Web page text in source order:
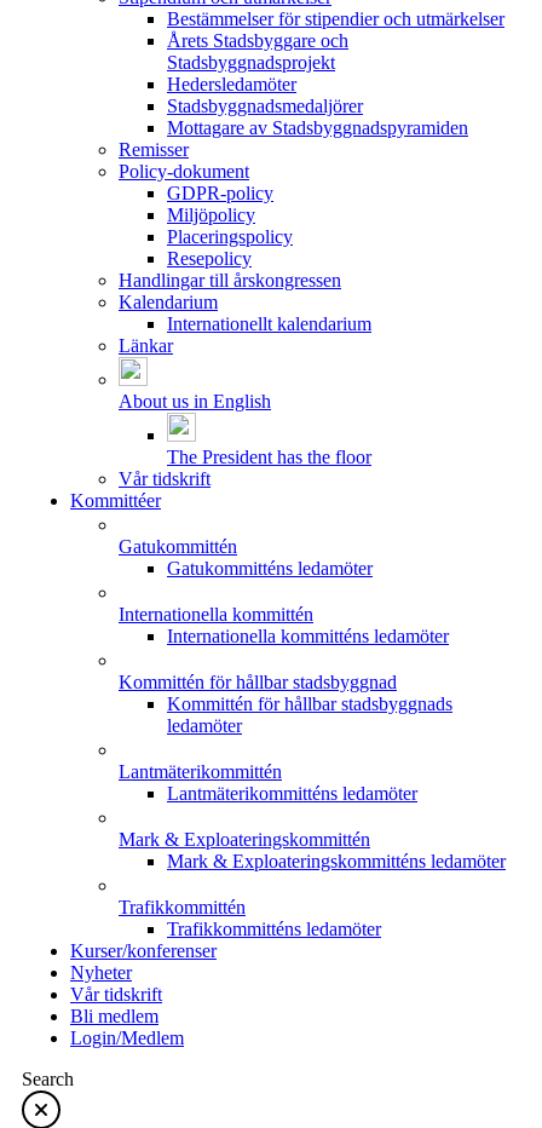
Bestämmelser för stipendier och utmärkelser
Årets Stadsbyggare och
Stadsbyggnadsprojekt
Hedersledamöter
Stadsbyggnadsmedaljörer
Mottagare av Stadsbyggnadspyramiden
Remisser
Policy-dokument
GDPR-policy
Miljöpolicy
Placeringspolicy
Resepolicy
Handlingar till årskongressen
Kalendarium
Internationellt kalendarium
Länkar
About us in English
The President has the floor
Vår tidskrift
Kommittéer
Gatukommittén
Gatukommitténs ledamöter
Internationella kommittén
Internationella kommitténs ledamöter
Kommittén för hållbar stadsbyggnad
Kommittén för hållbar stadsbyggnads
ledamöter
Lantmäterikommittén
Lantmäterikommitténs ledamöter
Mark & Exploateringskommittén
Mark & Exploateringskommitténs ledamöter
Trafikkommittén
Trafikkommitténs ledamöter
Kurser/konferenser
Nyheter
Vår tidskrift
Bli medlem
Login/Medlem
Search